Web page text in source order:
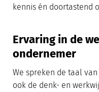
kennis én doortastend
Ervaring in de
ondernemer
We spreken de taal
ook de denk- en